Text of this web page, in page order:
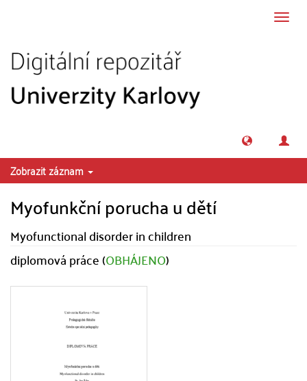
Zobrazit záznam
Myofunkční porucha u dětí
Myofunctional disorder in children
diplomová práce (OBHÁJENO)